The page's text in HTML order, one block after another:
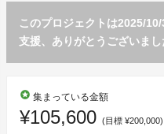
このプロジェクトは2025/
支援、ありがとうございまし
stars 集まっている金額
¥105,600 (目標 ¥200,000)